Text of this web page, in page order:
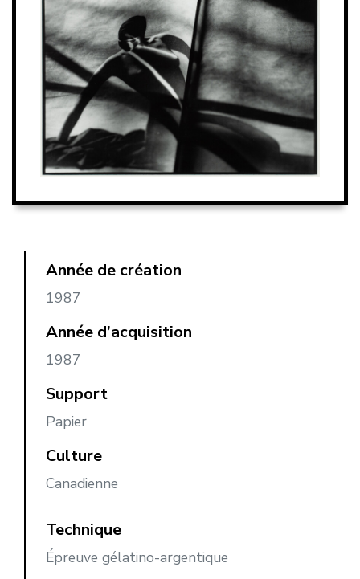
Année de création
1987
Année d’acquisition
1987
Support
Papier
Culture
Canadienne
Technique
Épreuve gélatino-argentique